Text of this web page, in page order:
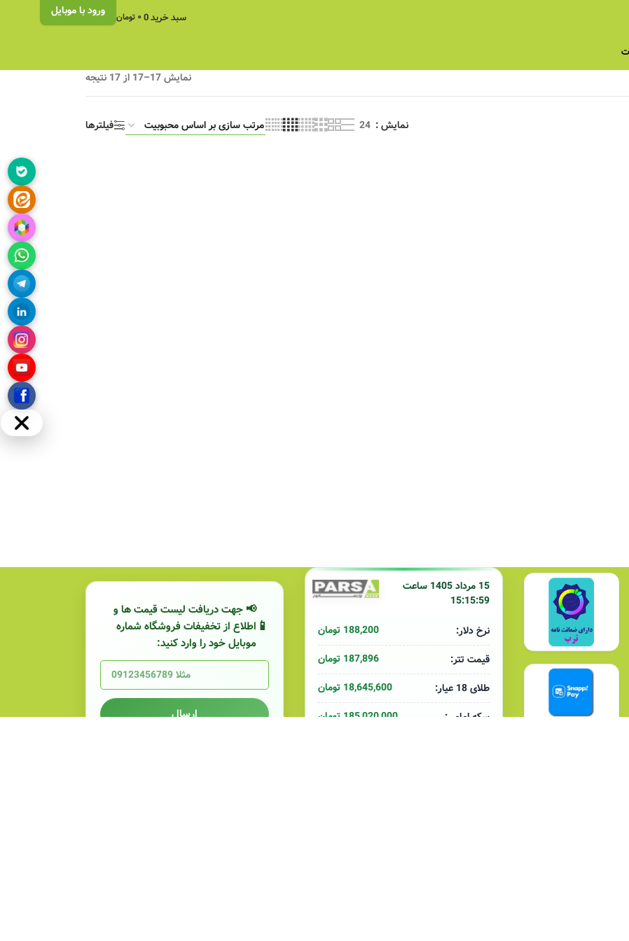
سبد خرید0۰ تومان ورود با موبایل
امکانات
نمایش 17–17 از 17 نتیجه
نمایش 24 فیلترها
15 مرداد 1405 ساعت
15:15:59
نرخ دلار:
188,200 تومان
قیمت تتر:
187,896 تومان
طلای 18 عیار:
18,645,600 تومان
سکه امامی:
185,020,000 تومان
📢 جهت دریافت لیست قیمت ها و
اطلاع از تخفیفات فروشگاه شماره
موبایل خود را وارد کنید:
ارسال
مخفی